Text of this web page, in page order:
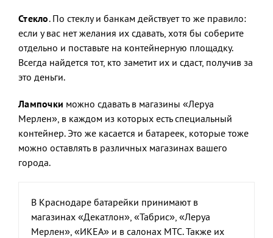
Стекло. По стеклу и банкам действует то же правило:
если у вас нет желания их сдавать, хотя бы соберите
отдельно и поставьте на контейнерную площадку.
Всегда найдется тот, кто заметит их и сдаст, получив за
это деньги.
Лампочки можно сдавать в магазины «Леруа
Мерлен», в каждом из которых есть специальный
контейнер. Это же касается и батареек, которые тоже
можно оставлять в различных магазинах вашего
города.
В Краснодаре батарейки принимают в
магазинах «Декатлон», «Табрис», «Леруа
Мерлен», «ИКЕА» и в салонах МТС. Также их